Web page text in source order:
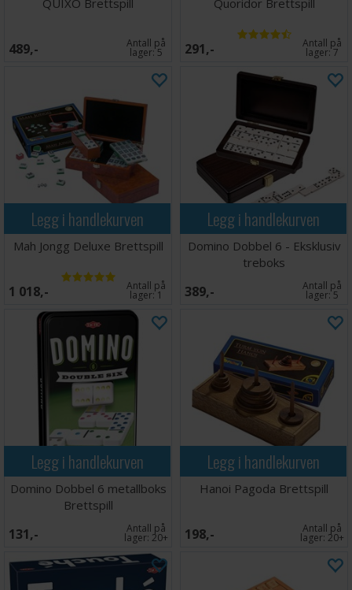
QUIXO Brettspill
489,- Antall på
lager:5
Quoridor Brettspill
291,- Antall på
lager:7
Legg i handlekurven
Mah Jongg Deluxe Brettspill
1 018,- Antall på
lager:1
Legg i handlekurven
Domino Dobbel 6 - Eksklusiv
treboks
389,- Antall på
lager:5
Legg i handlekurven
Domino Dobbel 6 metallboks
Brettspill
131,- Antall på
lager: 20+
Legg i handlekurven
Hanoi Pagoda Brettspill
198,- Antall på
lager: 20+